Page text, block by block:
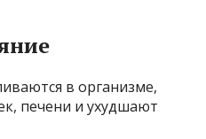
в организме,
печени и ухудшают